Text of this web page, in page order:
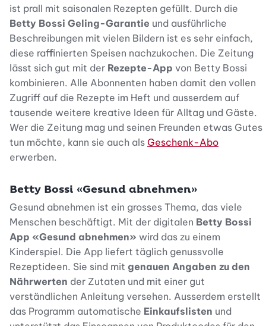
ist prall mit saisonalen Rezepten gefüllt. Durch die
Betty Bossi Geling-Garantie und ausführliche
Beschreibungen mit vielen Bildern ist es sehr einfach,
diese raffinierten Speisen nachzukochen. Die Zeitung
lässt sich gut mit der Rezepte-App von Betty Bossi
kombinieren. Alle Abonnenten haben damit den vollen
Zugriff auf die Rezepte im Heft und ausserdem auf
tausende weitere kreative Ideen für Alltag und Gäste.
Wer die Zeitung mag und seinen Freunden etwas Gutes
tun möchte, kann sie auch als Geschenk-Abo
erwerben.
Betty Bossi «Gesund abnehmen»
Gesund abnehmen ist ein grosses Thema, das viele
Menschen beschäftigt. Mit der digitalen Betty Bossi
App «Gesund abnehmen» wird das zu einem
Kinderspiel. Die App liefert täglich genussvolle
Rezeptideen. Sie sind mit genauen Angaben zu den
Nährwerten der Zutaten und mit einer gut
verständlichen Anleitung versehen. Ausserdem erstellt
das Programm automatische Einkaufslisten und